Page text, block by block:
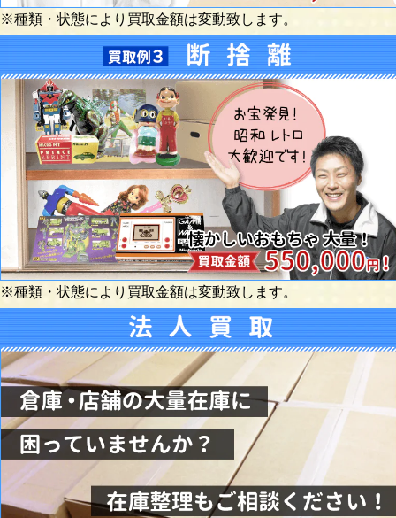
※種類・状態により買取金額は変動致します。
※種類・状態により買取金額は変動致します。